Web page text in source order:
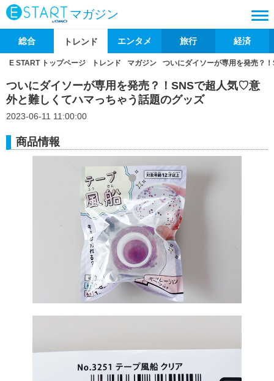
マガジン
総合 トレンド エンタメ 旅行 経済
E START トップページ トレンド マガジン ついにダイソーが専用を発売？
ついにダイソーが専用を発売？！SNSで超人気♡意
外と難しくてハマっちゃう話題のグッズ
2023-06-11 11:00:00
商品情報